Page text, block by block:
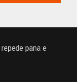
repede pana e